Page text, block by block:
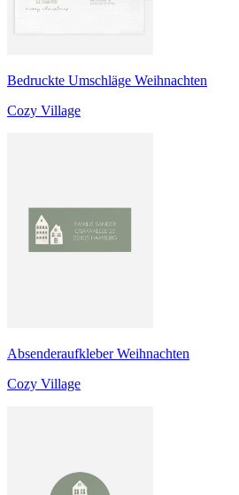
Bedruckte Umschläge Weihnachten
Cozy Village
Absenderaufkleber Weihnachten
Cozy Village